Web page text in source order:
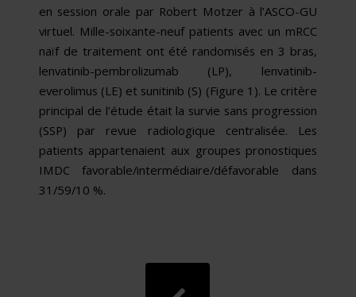
en session orale par Robert Motzer à l’ASCO-GU
virtuel. Mille-soixante-neuf patients avec un mRCC
naïf de traitement ont été randomisés en 3 bras,
lenvatinib-pembrolizumab (LP), lenvatinib-
everolimus (LE) et sunitinib (S) (Figure 1). Le critère
principal de l’étude était la survie sans progression
(SSP) par revue radiologique centralisée. Les
patients appartenaient aux groupes pronostiques
IMDC favorable/intermédiaire/défavorable dans
31/59/10 %.